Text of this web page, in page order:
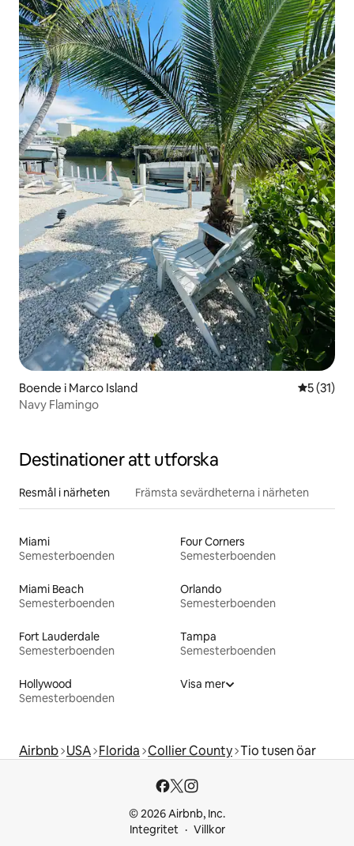
Boende i Marco Island 5 av 5 i
5 (31)
Navy Flamingo
Destinationer att utforska
Resmål i närheten Främsta sevärdheterna i närheten
Miami
Semesterboenden
Four Corners
Semesterboenden
Miami Beach
Semesterboenden
Orlando
Semesterboenden
Fort Lauderdale
Semesterboenden
Tampa
Semesterboenden
Hollywood
Semesterboenden
Visa mer
Airbnb USA Florida Collier County Tio tusen öar
© 2026 Airbnb, Inc.
Integritet
Villkor